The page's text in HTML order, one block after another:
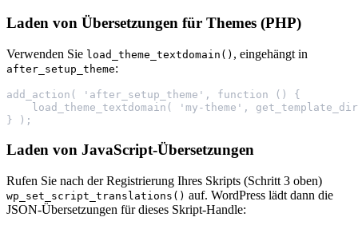
Laden von Übersetzungen für Themes (PHP)
Verwenden Sie load_theme_textdomain() , eingehängt in
after_setup_theme:
add_action( 'after_setup_theme', function () {
load_theme_textdomain( 'my-theme',
} );
Laden von JavaScript-Übersetzungen
Rufen Sie nach der Registrierung Ihres Skripts (Schritt 3 oben)
wp_set_script_translations() auf. WordPress lädt dann die
JSON-Übersetzungen für dieses Skript-Handle: